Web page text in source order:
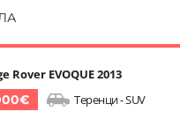
Rover EVOQUE 2013
Теренци - SUV